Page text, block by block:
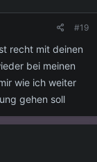
#19
recht mit deinen
bei meinen
wie ich weiter
gehen soll